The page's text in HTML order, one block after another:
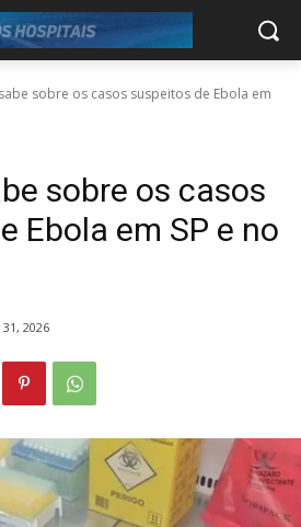
sobre os casos suspeitos de Ebola em
sobre os casos
Ebola em SP e no
2026